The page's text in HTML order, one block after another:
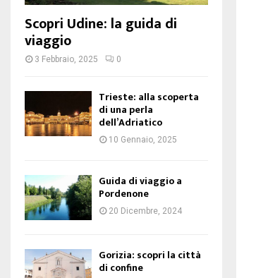
Scopri Udine: la guida di
viaggio
3 Febbraio, 2025 0
Trieste: alla scoperta
di una perla
dell’Adriatico
10 Gennaio, 2025
Guida di viaggio a
Pordenone
20 Dicembre, 2024
Gorizia: scopri la città
di confine